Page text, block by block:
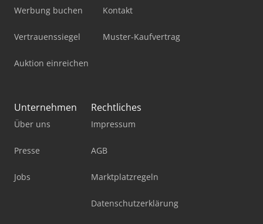
Werbung buchen
Vertrauenssiegel
Auktion einreichen
Kontakt
Muster-Kaufvertrag
Unternehmen
Über uns
Presse
Jobs
Rechtliches
Impressum
AGB
Marktplatzregeln
Datenschutzerklärung